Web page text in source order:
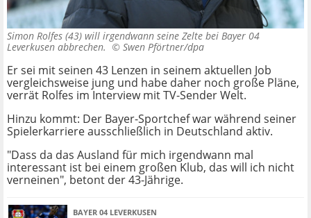
Simon Rolfes (43) will irgendwann seine Zelte bei Bayer 04
Leverkusen abbrechen. © Swen Pförtner/dpa
Er sei mit seinen 43 Lenzen in seinem aktuellen Job
vergleichsweise jung und habe daher noch große Pläne,
verrät Rolfes im Interview mit TV-Sender Welt.
Hinzu kommt: Der Bayer-Sportchef war während seiner
Spielerkarriere ausschließlich in Deutschland aktiv.
"Dass da das Ausland für mich irgendwann mal
interessant ist bei einem großen Klub, das will ich nicht
verneinen", betont der 43-Jährige.
BAYER 04 LEVERKUSEN